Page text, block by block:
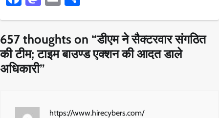
657 thoughts on “डीएम ने सैक्टरवार संगठित
की टीम; टाइम बाउण्ड एक्शन की आदत डाले
अधिकारी”
https://www.hirecybers.com/